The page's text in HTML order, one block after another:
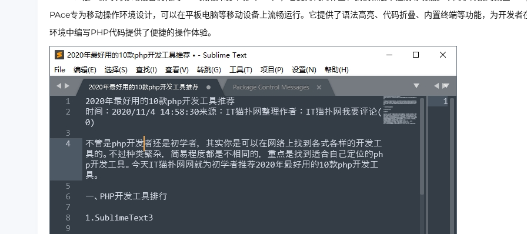
PAce专为移动操作环境设计，可以在平板电脑等移动设备上流畅运行。它提供了语法高亮、代码折叠、内置终端等功能，为开发者
环境中编写PHP代码提供了便捷的操作体验。